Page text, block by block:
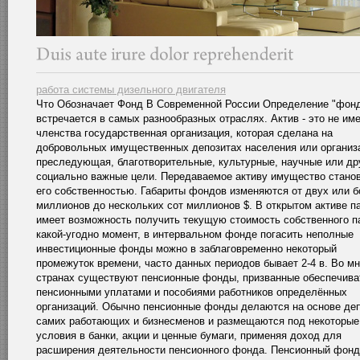
работа системы дизельного двигателя
Что Обозначает Фонд В Современной России Определение
встречается в самых разнообразных отраслях. Актив - это не
членства государственная организация, которая сделана на
добровольных имущественных депозитах населения или
преследующая, благотворительные, культурные, научные или
социально важные цели. Передаваемое активу имущество
его собственностью. Габариты фондов изменяются от двух или
миллионов до нескольких сот миллионов $. В открытом активе
имеет возможность получить текущую стоимость собственного
какой-угодно момент, в интервальном фонде погасить неполные
инвестиционные фонды можно в заблаговременно некоторый
промежуток времени, часто данных периодов бывает 2-4 в. Во
странах существуют пенсионные фонды, призванные
пенсионными уплатами и пособиями работников определённых
организаций. Обычно пенсионные фонды делаются на основе
самих работающих и бизнесменов и размещаются под некоторые
условия в банки, акции и ценные бумаги, применяя доход для
расширения деятельности пенсионного фонда. Пенсионный